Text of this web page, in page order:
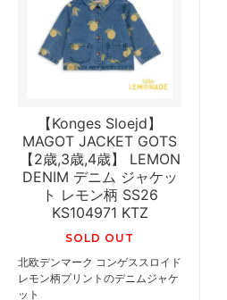
【Konges Sloejd】
MAGOT JACKET GOTS
【2歳,3歳,4歳】 LEMON
DENIM デニム ジャケッ
ト レモン柄 SS26
KS104971 KTZ
SOLD OUT
北欧デンマーク コンゲススロイド
レモン柄プリントのデニムジャケ
ット